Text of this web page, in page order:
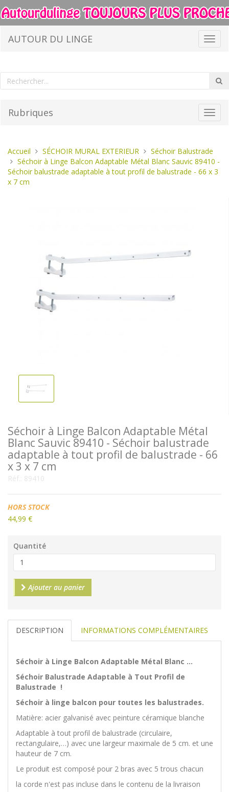
Aller
au
contenu
la
AUTOUR DU LINGE
Rechercher
un
la
Rubriques
Vous
êtes
ici :
Accueil SÉCHOIR MURAL EXTERIEUR
Séchoir Balustrade
Séchoir à Linge Balcon Adaptable Métal Blanc Sauvic 89410 -
Séchoir balustrade adaptable à tout profil de balustrade - 66 x 3
x 7 cm
Séchoir à Linge Balcon Adaptable Métal
Blanc Sauvic 89410 - Séchoir balustrade
adaptable à tout profil de balustrade - 66
x 3 x 7 cm
Réf.: 89410
Disponibilité:
HORS STOCK
44,99 €
Quantité
Ajouter au panier
DESCRIPTION INFORMATIONS COMPLÉMENTAIRES
Séchoir à Linge Balcon Adaptable Métal Blanc ...
Séchoir Balustrade Adaptable à Tout Profil de
Balustrade !
Séchoir à linge balcon pour toutes les balustrades.
Matière: acier galvanisé avec peinture céramique blanche
Adaptable à tout profil de balustrade (circulaire,
rectangulaire,…) avec une largeur maximale de 5 cm. et une
hauteur de 7 cm.
Le produit est composé pour 2 bras avec 5 trous chacun
la corde n'est pas incluse dans le contenu de la livraison